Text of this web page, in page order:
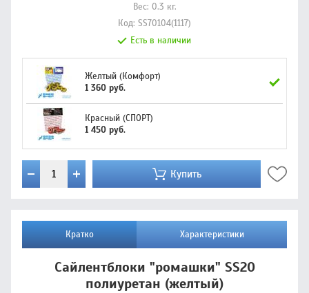
Вес: 0.3 кг.
Код: SS70104(1117)
Есть в наличии
Желтый (Комфорт)
1 360 руб.
Красный (СПОРТ)
1 450 руб.
Купить
Кратко Характеристики
Сайлентблоки "ромашки" SS20
полиуретан (желтый)